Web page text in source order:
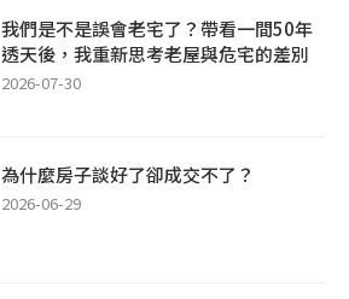
我們是不是誤會老宅了？帶看一間50年
透天後，我重新思考老屋與危宅的差別
2026-07-30
為什麼房子談好了卻成交不了？
2026-06-29